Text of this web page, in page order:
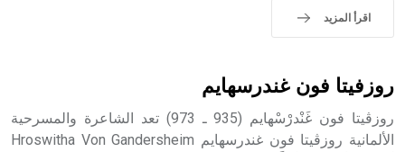
sign تكتب منفصلة غير متصلة، وتعتمد المبدأ الأكوروفوني،
حيث تقتصر القيمة الصوتية للعلامة الك
اقرأ المزيد
روزفيتا فون غندرسهايم
روزڤيتا فون غَنْدرْسْهايم (935 ـ 973) تعد الشاعرة والمسرحية
الألمانية روزڤيتا فون غندرسهايم Hroswitha Von Gandersheim